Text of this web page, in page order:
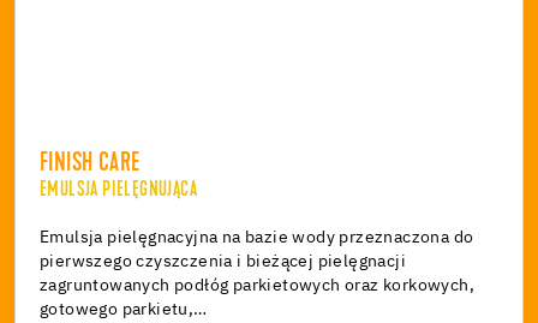
FINISH CARE
EMULSJA PIELĘGNUJĄCA
Emulsja pielęgnacyjna na bazie wody przeznaczona do
pierwszego czyszczenia i bieżącej pielęgnacji
zagruntowanych podłóg parkietowych oraz korkowych,
gotowego parkietu,…